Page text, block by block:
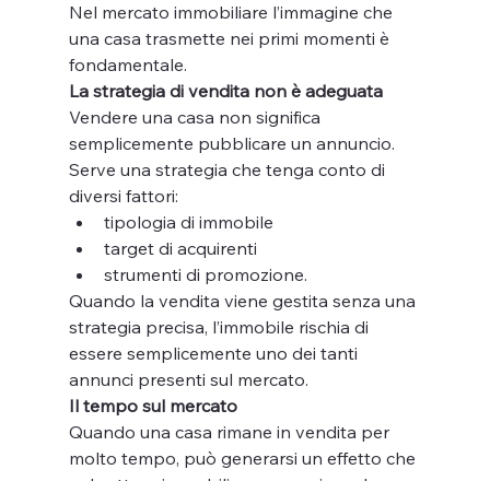
Nel mercato immobiliare l’immagine che
una casa trasmette nei primi momenti è
fondamentale.
La strategia di vendita non è adeguata
Vendere una casa non significa
semplicemente pubblicare un annuncio.
Serve una strategia che tenga conto di
diversi fattori:
tipologia di immobile
target di acquirenti
strumenti di promozione.
Quando la vendita viene gestita senza una
strategia precisa, l’immobile rischia di
essere semplicemente uno dei tanti
annunci presenti sul mercato.
Il tempo sul mercato
Quando una casa rimane in vendita per
molto tempo, può generarsi un effetto che